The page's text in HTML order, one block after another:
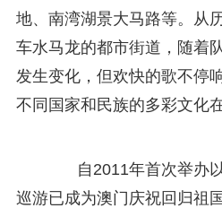
地、南湾湖景大马路等。从
车水马龙的都市街道，随着
发生变化，但欢快的歌不停
不同国家和民族的多彩文化
自2011年首次举办以
巡游已成为澳门庆祝回归祖